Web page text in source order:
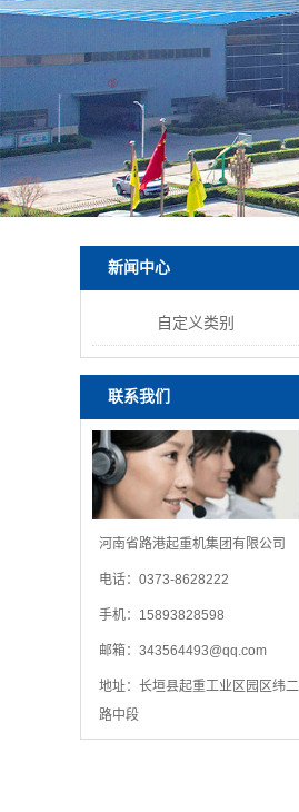
新闻中心
自定义类别
联系我们
河南省路港起重机集团有限公司
电话：0373-8628222
手机：15893828598
邮箱： 343564493@qq.com
地址：长垣县起重工业区园区纬二
路中段